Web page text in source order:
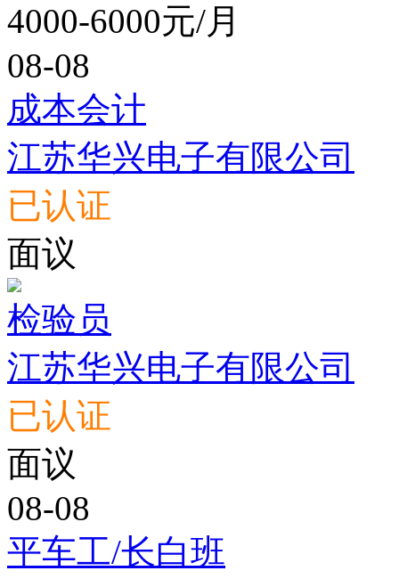
4000-6000元/月
08-08
成本会计
江苏华兴电子有限公司
已认证
面议
检验员
江苏华兴电子有限公司
已认证
面议
08-08
平车工/长白班